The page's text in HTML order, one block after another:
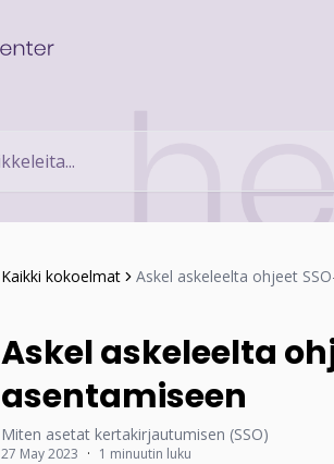
Kaikki kokoelmat Askel askeleelta ohjeet
Askel askeleelta
asentamiseen
Miten asetat kertakirjautumisen (SSO)
27 May 2023 · 1 minuutin luku